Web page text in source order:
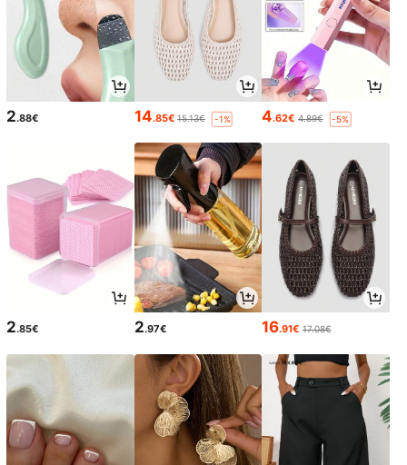
2.88€ 14.85€ 15.13€ -1% 4.62€ 4.89€ -5%
2.85€ 2.97€ 16.91€ 17.08€